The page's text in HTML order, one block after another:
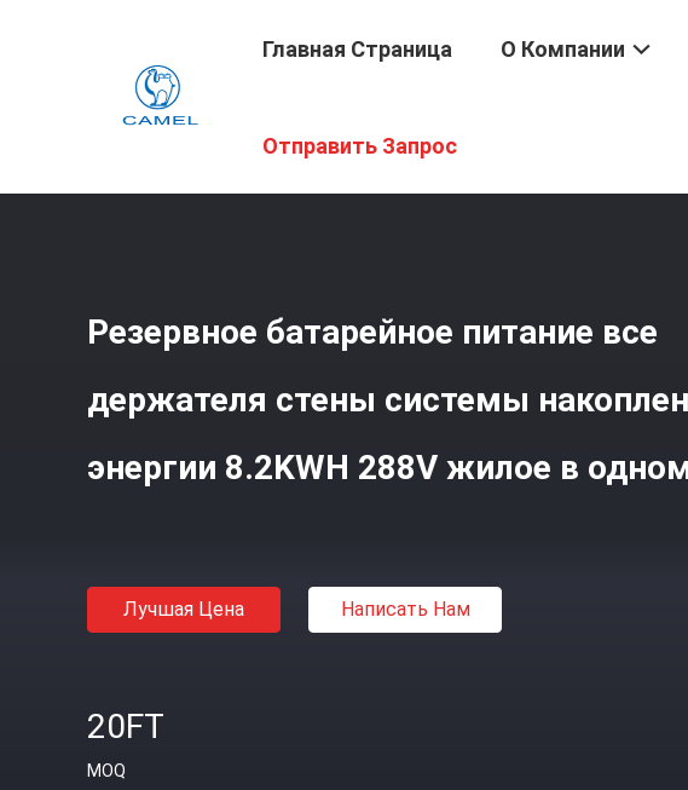
Главная Страница О Компании
Отправить Запрос
Главная Страница
Резервное батарейное питание все
держателя стены системы
энергии 8.2KWH 288V жилое в
Лучшая Цена Написать Нам
20FT
MOQ